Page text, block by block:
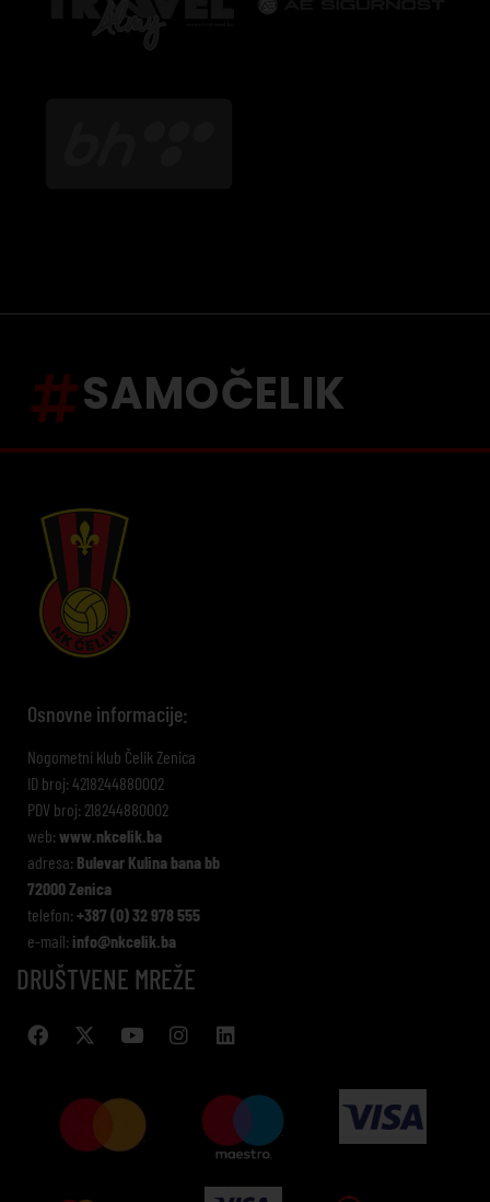
SAMOČELIK
Osnovne informacije:
Nogometni klub Čelik Zenica
ID broj: 4218244880002
PDV broj: 218244880002
web: www.nkcelik.ba
adresa: Bulevar Kulina bana bb
72000 Zenica
telefon: +387 (0) 32 978 555
e-mail: info@nkcelik.ba
DRUŠTVENE MREŽE